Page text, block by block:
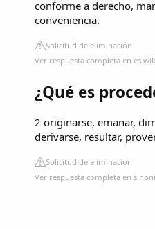
conforme a derecho,
conveniencia.
Solicitud de eliminación
Ver respuesta completa en
¿Qué es
2 originarse, emanar,
derivarse, resultar,
Solicitud de eliminación
Ver respuesta completa en